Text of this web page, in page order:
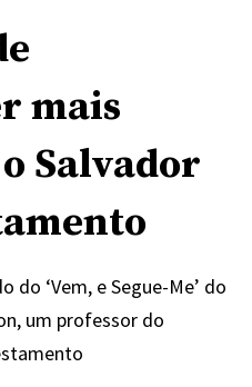
mais
Salvador
do ‘Vem, e Segue-Me’ do
um professor do